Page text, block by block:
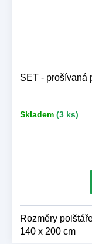
SET - prošívaná
Skladem (3 ks)
Rozměry
140 x 200 cm